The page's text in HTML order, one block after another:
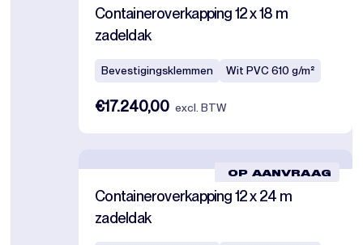
Containeroverkapping 12 x 18 m
zadeldak
Bevestigingsklemmen Wit PVC 610 g/m²
€17.240,00 excl. BTW
OP AANVRAAG
Containeroverkapping 12 x 24 m
zadeldak